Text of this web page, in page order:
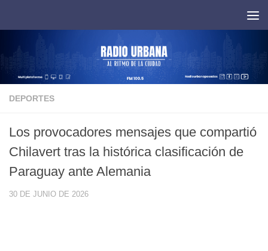
DEPORTES
Los provocadores mensajes que compartió
Chilavert tras la histórica clasificación de
Paraguay ante Alemania
30 DE JUNIO DE 2026